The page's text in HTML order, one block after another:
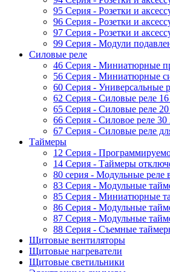
95 Серия - Розетки и
96 Серия - Розетки и
97 Серия - Розетки и
99 Серия - Модули
Силовые реле
46 Серия - Миниатюрные
56 Серия - Миниатюрные
60 Серия - Универсальные
62 Серия - Силовые реле
65 Серия - Силовые реле
66 Серия - Силовое реле 30
67 Серия - Силовые реле
Таймеры
12 Серия -
14 Серия - Таймеры
80 серия - Модульные реле
83 Серия - Модульные
85 Серия - Миниатюрные
86 Серия - Модульные
87 Серия - Модульные
88 Серия - Съемные
Щитовые вентиляторы
Щитовые нагреватели
Щитовые светильники